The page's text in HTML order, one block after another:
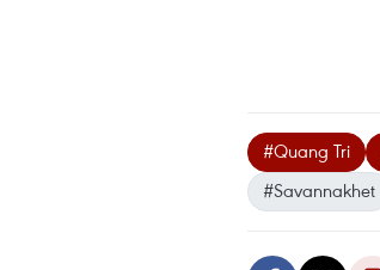
#Quang Tri
#Savannakhet